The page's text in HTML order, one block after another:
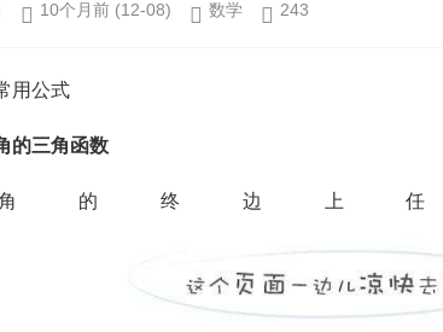
10个月前 (12-08) 数学 243
用公式
的三角函数
的终边上任